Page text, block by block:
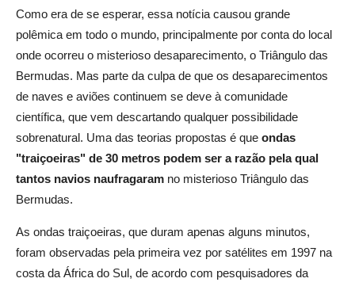
Como era de se esperar, essa notícia causou grande
polêmica em todo o mundo, principalmente por conta do local
onde ocorreu o misterioso desaparecimento, o Triângulo das
Bermudas. Mas parte da culpa de que os desaparecimentos
de naves e aviões continuem se deve à comunidade
científica, que vem descartando qualquer possibilidade
sobrenatural. Uma das teorias propostas é que ondas
"traiçoeiras" de 30 metros podem ser a razão pela qual
tantos navios naufragaram no misterioso Triângulo das
Bermudas.
As ondas traiçoeiras, que duram apenas alguns minutos,
foram observadas pela primeira vez por satélites em 1997 na
costa da África do Sul, de acordo com pesquisadores da